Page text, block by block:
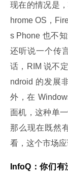
现在的情况是
hrome OS，
s Phone 也不
还听说一个传
话，RIM 说不
ndroid 的发展
外，在
面机，这种单
那么现在既然
看，这个市场应
InfoQ：你们